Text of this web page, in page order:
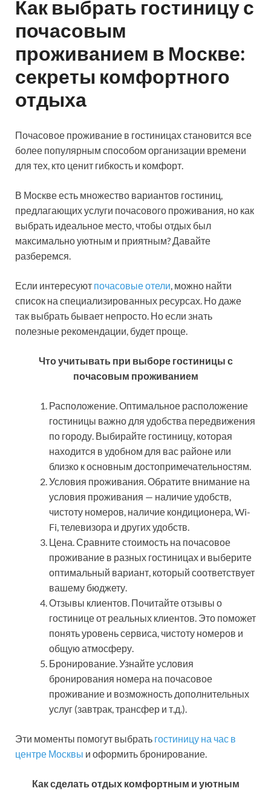
Как выбрать гостиницу с
почасовым
проживанием в Москве:
секреты комфортного
отдыха
Почасовое проживание в гостиницах становится все
более популярным способом организации времени
для тех, кто ценит гибкость и комфорт.
В Москве есть множество вариантов гостиниц,
предлагающих услуги почасового проживания, но как
выбрать идеальное место, чтобы отдых был
максимально уютным и приятным? Давайте
разберемся.
Если интересуют почасовые отели, можно найти
список на специализированных ресурсах. Но даже
так выбрать бывает непросто. Но если знать
полезные рекомендации, будет проще.
Что учитывать при выборе гостиницы с
почасовым проживанием
Расположение. Оптимальное расположение
гостиницы важно для удобства передвижения
по городу. Выбирайте гостиницу, которая
находится в удобном для вас районе или
близко к основным достопримечательностям.
Условия проживания. Обратите внимание на
условия проживания — наличие удобств,
чистоту номеров, наличие кондиционера, Wi-
Fi, телевизора и других удобств.
Цена. Сравните стоимость на почасовое
проживание в разных гостиницах и выберите
оптимальный вариант, который соответствует
вашему бюджету.
Отзывы клиентов. Почитайте отзывы о
гостинице от реальных клиентов. Это поможет
понять уровень сервиса, чистоту номеров и
общую атмосферу.
Бронирование. Узнайте условия
бронирования номера на почасовое
проживание и возможность дополнительных
услуг (завтрак, трансфер и т.д.).
Эти моменты помогут выбрать гостиницу на час в
центре Москвы и оформить бронирование.
Как сделать отдых комфортным и уютным